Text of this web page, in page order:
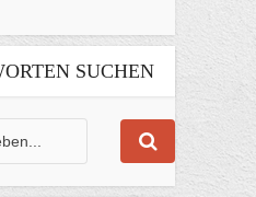
SUCHEN